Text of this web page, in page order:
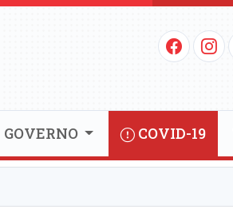
GOVERNO COVID-19